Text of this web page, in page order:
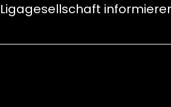
Ligagesellschaft